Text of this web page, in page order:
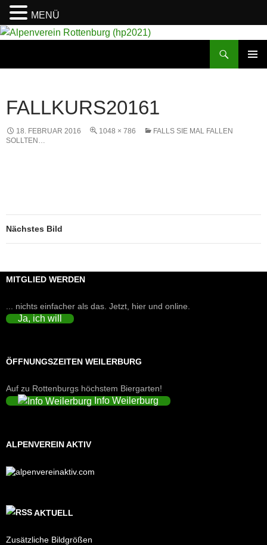
FALLKURS20161
18. FEBRUAR 2016 1048 × 786
FALLS SIE MAL FALLEN
SOLLTEN…
Nächstes Bild
MITGLIED WERDEN
... nichts einfacher als das. Jetzt, hier und online.
Ja, ich will
ÖFFNUNGSZEITEN WEILERBURG
Auf zu Rottenburgs höchstem Biergarten!
Info Weilerburg
ALPENVEREIN AKTIV
AKTUELL
Zusätzliche Bildgrößen
MENÜ